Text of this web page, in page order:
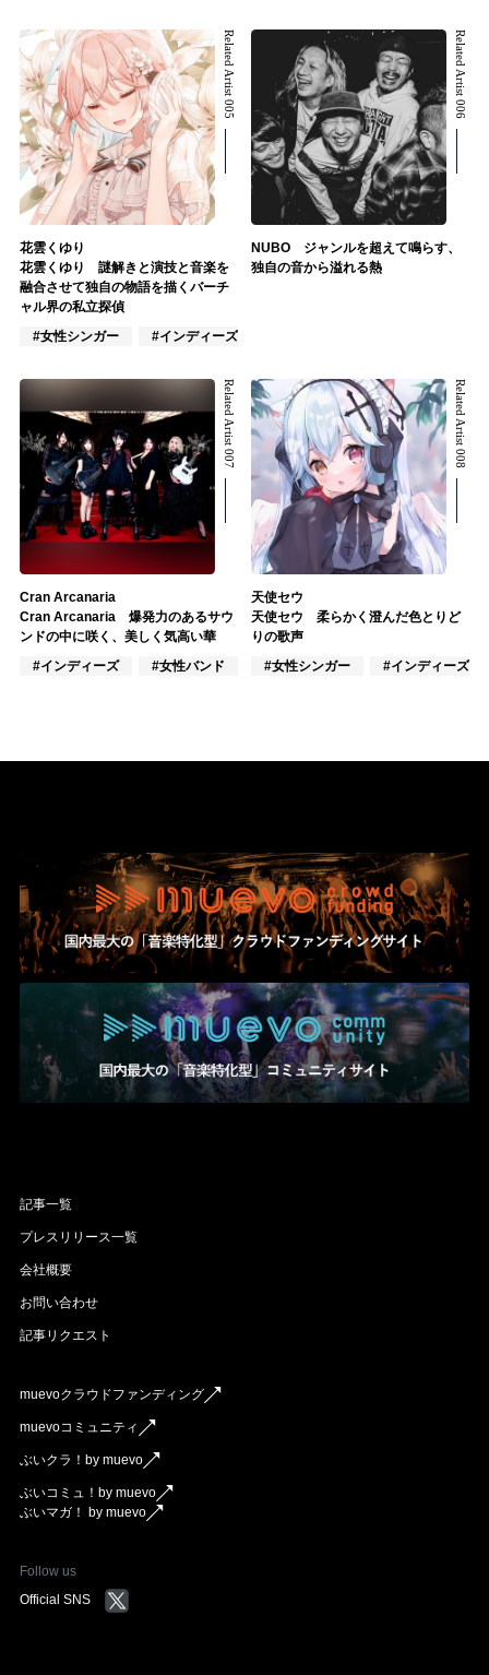
Related Artist 005
花雲くゆり
花雲くゆり 謎解きと演技と音楽を
融合させて独自の物語を描くバーチ
ャル界の私立探偵
#女性シンガー
#インディーズ
Related Artist 006
NUBO ジャンルを超えて鳴らす、
独自の音から溢れる熱
Related Artist 007
Cran Arcanaria
Cran Arcanaria 爆発力のあるサウ
ンドの中に咲く、美しく気高い華
#インディーズ
#女性バンド #混合バンド
Related Artist 008
天使セウ
天使セウ 柔らかく澄んだ色とりど
りの歌声
#女性シンガー
#インディーズ
記事一覧
プレスリリース一覧
会社概要
お問い合わせ
記事リクエスト
muevoクラウドファンディング
muevoコミュニティ
ぶいクラ！by muevo
ぶいコミュ！by muevo
ぶいマガ！ by muevo
Follow us
Official SNS